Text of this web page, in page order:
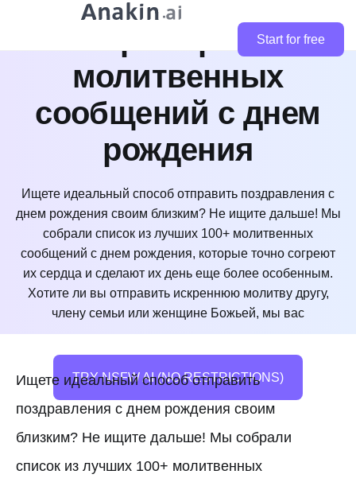
Start for free
примеров
молитвенных
сообщений с днем
рождения
Ищете идеальный способ отправить поздравления с
днем рождения своим близким? Не ищите дальше! Мы
собрали список из лучших 100+ молитвенных
сообщений с днем рождения, которые точно согреют
их сердца и сделают их день еще более особенным.
Хотите ли вы отправить искреннюю молитву другу,
члену семьи или женщине Божьей, мы вас
TRY NSFW AI (NO RESTRICTIONS)
Ищете идеальный способ отправить
поздравления с днем рождения своим
близким? Не ищите дальше! Мы собрали
список из лучших 100+ молитвенных